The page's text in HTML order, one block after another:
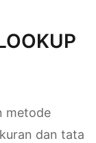
metode
dan tata